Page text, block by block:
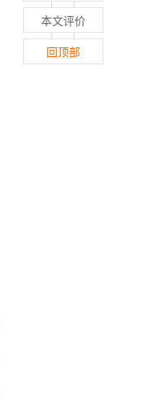
本文评价
回顶部